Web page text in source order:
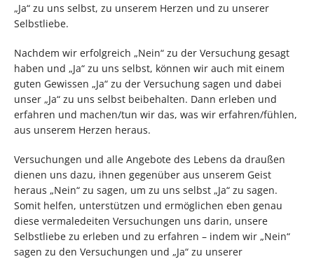
„Ja“ zu uns selbst, zu unserem Herzen und zu unserer
Selbstliebe.
Nachdem wir erfolgreich „Nein“ zu der Versuchung gesagt
haben und „Ja“ zu uns selbst, können wir auch mit einem
guten Gewissen „Ja“ zu der Versuchung sagen und dabei
unser „Ja“ zu uns selbst beibehalten. Dann erleben und
erfahren und machen/tun wir das, was wir erfahren/fühlen,
aus unserem Herzen heraus.
Versuchungen und alle Angebote des Lebens da draußen
dienen uns dazu, ihnen gegenüber aus unserem Geist
heraus „Nein“ zu sagen, um zu uns selbst „Ja“ zu sagen.
Somit helfen, unterstützen und ermöglichen eben genau
diese vermaledeiten Versuchungen uns darin, unsere
Selbstliebe zu erleben und zu erfahren – indem wir „Nein“
sagen zu den Versuchungen und „Ja“ zu unserer